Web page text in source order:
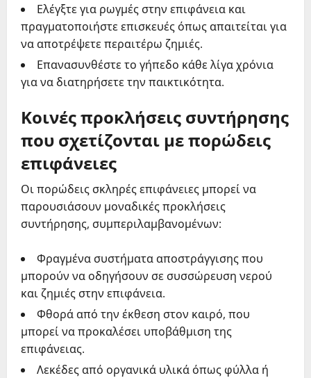
Ελέγξτε για ρωγμές στην επιφάνεια και
πραγματοποιήστε επισκευές όπως απαιτείται για
να αποτρέψετε περαιτέρω ζημιές.
Επανασυνθέστε το γήπεδο κάθε λίγα χρόνια
για να διατηρήσετε την παικτικότητα.
Κοινές προκλήσεις συντήρησης
που σχετίζονται με πορώδεις
επιφάνειες
Οι πορώδεις σκληρές επιφάνειες μπορεί να
παρουσιάσουν μοναδικές προκλήσεις
συντήρησης, συμπεριλαμβανομένων:
Φραγμένα συστήματα αποστράγγισης που
μπορούν να οδηγήσουν σε συσσώρευση νερού
και ζημιές στην επιφάνεια.
Φθορά από την έκθεση στον καιρό, που
μπορεί να προκαλέσει υποβάθμιση της
επιφάνειας.
Λεκέδες από οργανικά υλικά όπως φύλλα ή